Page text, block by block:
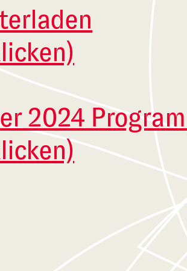
2024